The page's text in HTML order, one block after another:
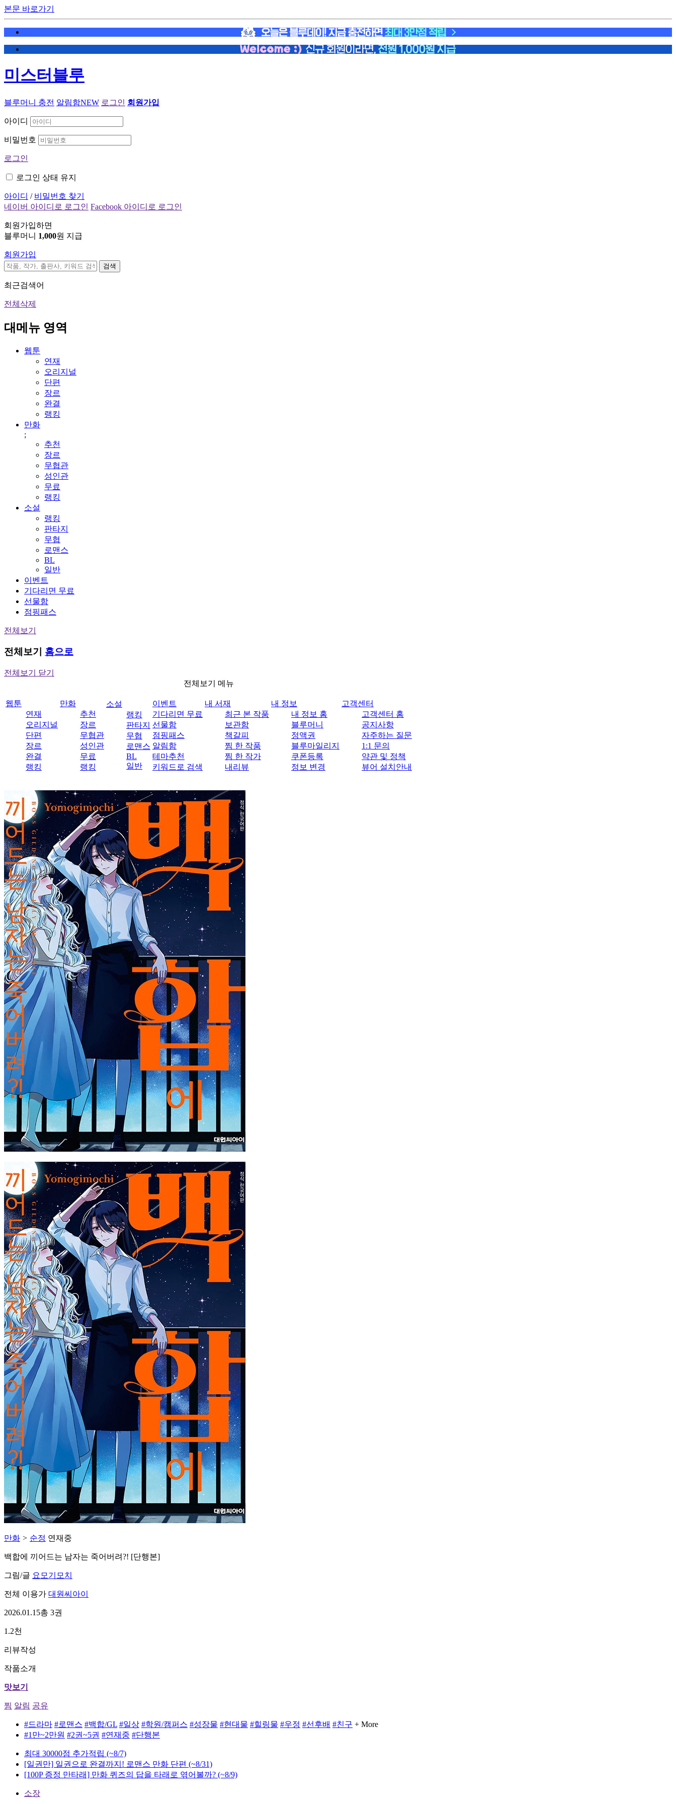
본문 바로가기
미스터블루
블루머니 충전 알림함NEW 로그인 회원가입
아이디
비밀번호
로그인
로그인 상태 유지
아이디 / 비밀번호 찾기
네이버 아이디로 로그인 Facebook 아이디로 로그인
회원가입하면
블루머니 1,000원 지급
회원가입
검색
최근검색어
전체삭제
대메뉴 영역
웹툰
연재
오리지널
단편
장르
완결
랭킹
만화
;
추천
장르
무협관
성인관
무료
랭킹
소설
랭킹
판타지
무협
로맨스
BL
일반
이벤트
기다리면 무료
선물함
점핑패스
전체보기
전체보기 홈으로
전체보기 닫기
전체보기 메뉴
웹툰
연재
오리지널
단편
장르
완결
랭킹
만화
추천
장르
무협관
성인관
무료
랭킹
소설
랭킹
판타지
무협
로맨스
BL
일반
이벤트
기다리면 무료
선물함
점핑패스
알림함
테마추천
키워드로 검색
내 서재
최근 본 작품
보관함
책갈피
찜 한 작품
찜 한 작가
내리뷰
내 정보
내 정보 홈
블루머니
정액권
블루마일리지
쿠폰등록
정보 변경
고객센터
고객센터 홈
공지사항
자주하는 질문
1:1 문의
약관 및 정책
뷰어 설치안내
만화 > 순정 연재중
백합에 끼어드는 남자는 죽어버려?! [단행본]
그림/글 요모기모치
전체 이용가 대원씨아이
2026.01.15총 3권
1.2천
리뷰작성
작품소개
맛보기
찜 알림 공유
#드라마 #로맨스 #백합/GL #일상 #학원/캠퍼스 #성장물 #현대물 #힐링물 #우정 #선후배 #친구 + More
#1만~2만원 #2권~5권 #연재중 #단행본
최대 30000점 추가적립 (~8/7)
[일권만] 일권으로 완결까지! 로맨스 만화 단편 (~8/31)
[100P 증정 만타래] 만화 퀴즈의 답을 타래로 엮어볼까? (~8/9)
소장